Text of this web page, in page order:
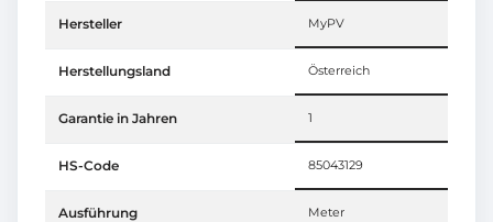
Hersteller MyPV
Herstellungsland Österreich
Garantie in Jahren 1
HS-Code 85043129
Ausführung Meter